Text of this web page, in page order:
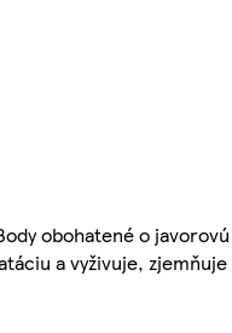
obohatené o javorovú
a vyživuje, zjemňuje